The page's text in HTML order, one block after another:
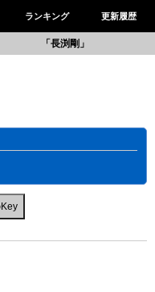
ランキング 更新履歴
「長渕剛」